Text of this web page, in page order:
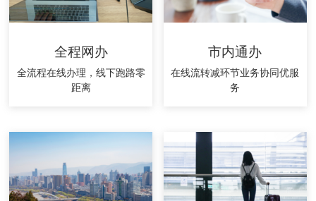
全程网办
全流程在线办理，线下跑路零
距离
市内通办
在线流转减环节业务协同优服
务